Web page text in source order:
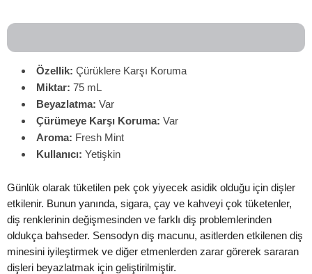
Özellik: Çürüklere Karşı Koruma
Miktar: 75 mL
Beyazlatma: Var
Çürümeye Karşı Koruma: Var
Aroma: Fresh Mint
Kullanıcı: Yetişkin
Günlük olarak tüketilen pek çok yiyecek asidik olduğu için dişler
etkilenir. Bunun yanında, sigara, çay ve kahveyi çok tüketenler,
diş renklerinin değişmesinden ve farklı diş problemlerinden
oldukça bahseder. Sensodyn diş macunu, asitlerden etkilenen diş
minesini iyileştirmek ve diğer etmenlerden zarar görerek sararan
dişleri beyazlatmak için geliştirilmiştir.